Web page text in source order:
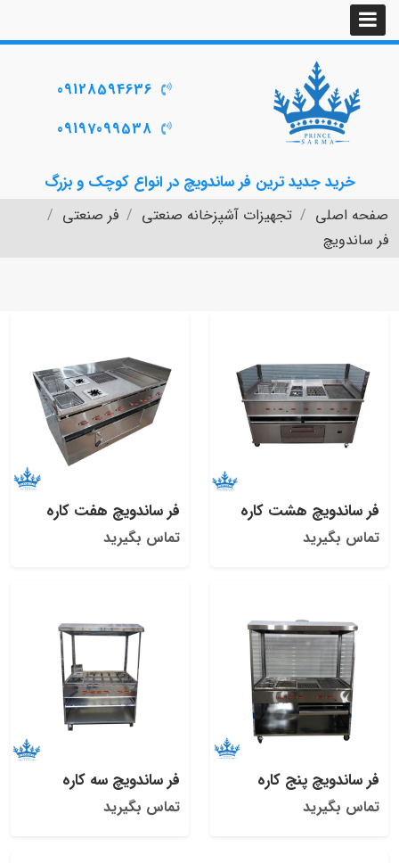
خرید جدید ترین فر ساندویچ در انواع کوچک و بزرگ
09128594636
09197099538
صفحه اصلی تجهیزات آشپزخانه صنعتی
فر صنعتی
فر ساندویچ
فر ساندویچ هشت کاره
تماس بگیرید
فر ساندویچ هفت کاره
تماس بگیرید
فر ساندویچ پنج کاره
تماس بگیرید
فر ساندویچ سه کاره
تماس بگیرید